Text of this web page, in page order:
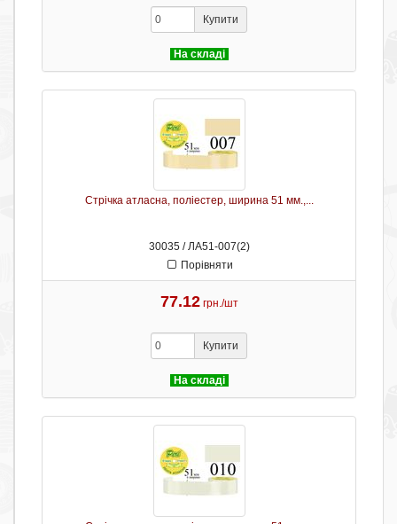
Купити
На складі
Стрічка атласна, поліестер, ширина 51 мм.,...
30035 / ЛА51-007(2)
Порівняти
77.12 грн./шт
Купити
На складі